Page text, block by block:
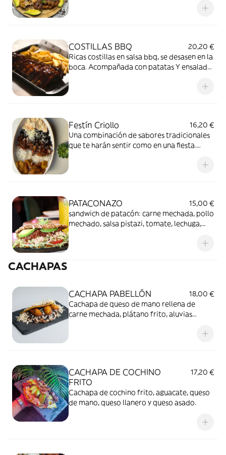
COSTILLAS BBQ
20,20 €
Ricas costillas en salsa bbq, se desasen en la
boca. Acompañada con patatas Y ensalada
Festín Criollo
16,20 €
Una combinación de sabores tradicionales
que te harán sentir como en una fiesta.
PATACONAZO
15,00 €
sandwich de patacón: carne mechada, pollo
mechado, salsa pistazi, tomate, lechuga,
CACHAPAS
CACHAPA PABELLÓN
18,00 €
Cachapa de queso de mano rellena de
carne mechada, plátano frito, aluvias
CACHAPA DE COCHINO
FRITO
17,20 €
Cachapa de cochino frito, aguacate, queso
de mano, queso llanero y queso asado.